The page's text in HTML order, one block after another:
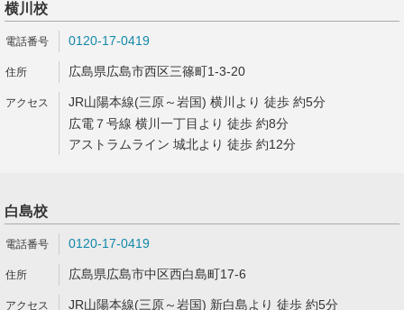
横川校
0120-17-0419
広島県広島市西区三篠町1-3-20
JR山陽本線(三原～岩国) 横川より 徒歩 約5分
広電７号線 横川一丁目より 徒歩 約8分
アストラムライン 城北より 徒歩 約12分
白島校
0120-17-0419
広島県広島市中区西白島町17-6
JR山陽本線(三原～岩国) 新白島より 徒歩 約5分